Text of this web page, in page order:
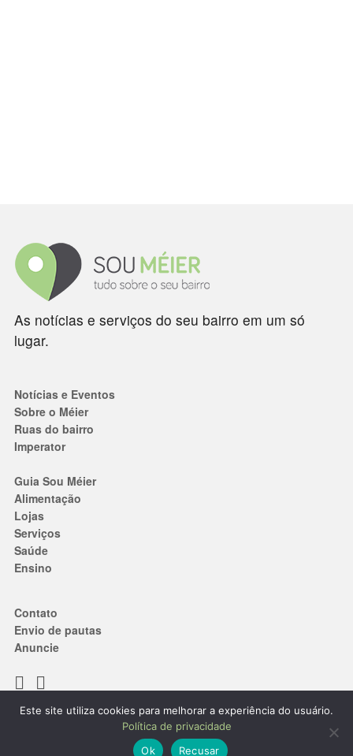
As notícias e serviços do seu bairro em um só
lugar.
Notícias e Eventos
Sobre o Méier
Ruas do bairro
Imperator
Guia Sou Méier
Alimentação
Lojas
Serviços
Saúde
Ensino
Contato
Envio de pautas
Anuncie
Termos de Uso|Política de privacidade
® 2019. Todos os direitos reservados.
Este site utiliza cookies para melhorar a experiência do usuário.
Política de privacidade
Ok
Recusar